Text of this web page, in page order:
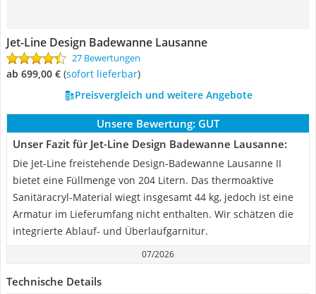
Jet-Line Design Badewanne Lausanne
27 Bewertungen
ab 699,00 € ( Sofort lieferbar)
Preisvergleich und weitere Angebote
Unsere Bewertung: GUT
Unser Fazit für Jet-Line Design Badewanne Lausanne:
Die Jet-Line freistehende Design-Badewanne Lausanne II
bietet eine Füllmenge von 204 Litern. Das thermoaktive
Sanitäracryl-Material wiegt insgesamt 44 kg, jedoch ist eine
Armatur im Lieferumfang nicht enthalten. Wir schätzen die
integrierte Ablauf- und Überlaufgarnitur.
07/2026
Technische Details